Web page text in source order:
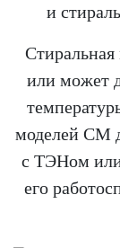
и
Стиральная
или может
моделей СМ
с ТЭНом или
его